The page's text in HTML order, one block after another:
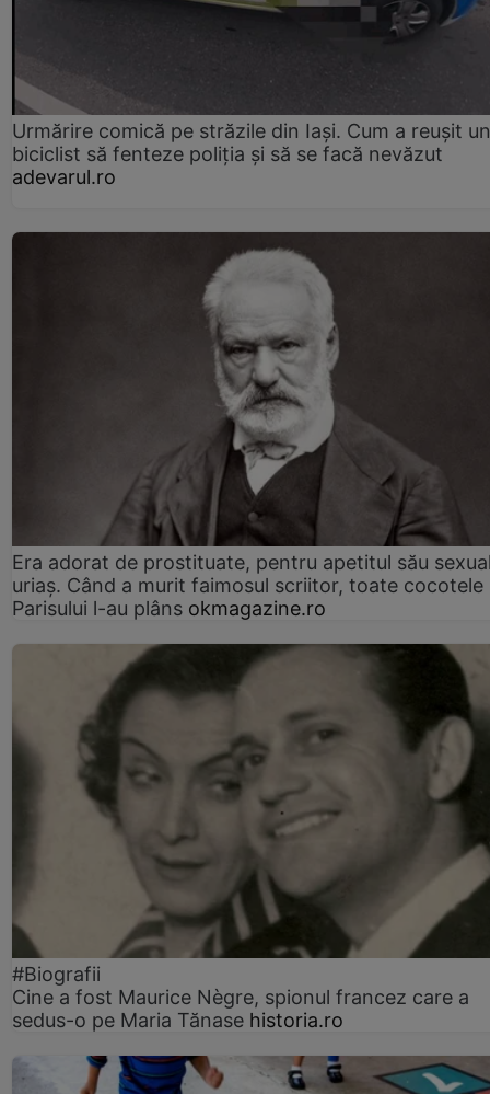
Urmărire comică pe străzile din Iași. Cum a reușit un
biciclist să fenteze poliția și să se facă nevăzut
adevarul.ro
Era adorat de prostituate, pentru apetitul său
uriaș. Când a murit faimosul scriitor, toate cocotele
Parisului l-au plâns okmagazine.ro
#Biografii
Cine a fost Maurice Nègre, spionul francez care a
sedus-o pe Maria Tănase historia.ro